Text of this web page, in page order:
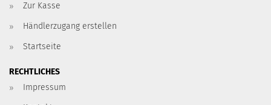
Zur Kasse
Händlerzugang erstellen
Startseite
RECHTLICHES
Impressum